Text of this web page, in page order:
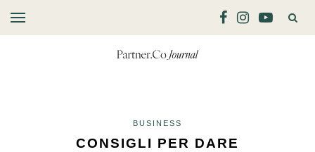
BUSINESS
CONSIGLI PER DARE